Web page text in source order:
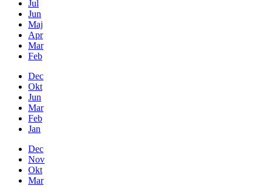
Jul
Jun
Maj
Apr
Mar
Feb
Dec
Okt
Jun
Mar
Feb
Jan
Dec
Nov
Okt
Mar